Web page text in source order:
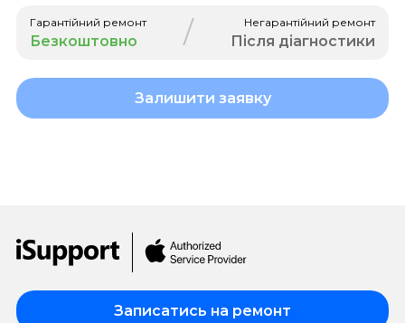
Гарантійний ремонт
Безкоштовно / Негарантійний ремонт
Після діагностики
Залишити заявку
Записатись на ремонт